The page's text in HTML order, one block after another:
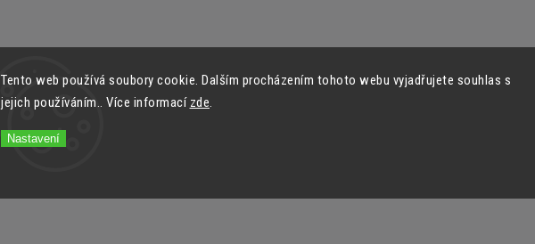
Tento web používá soubory cookie. Dalším procházením tohoto webu vyjadřujete souhlas s
jejich používáním.. Více informací zde.
Nastavení